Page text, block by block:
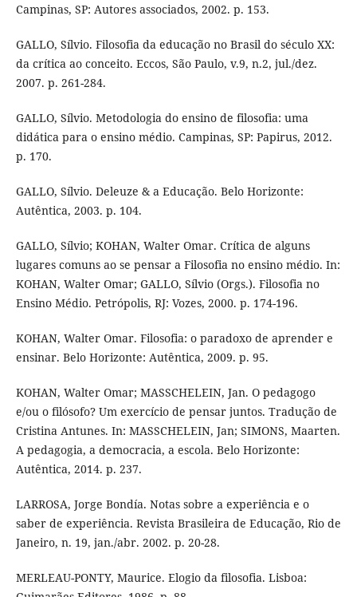
Campinas, SP: Autores associados, 2002. p. 153.
GALLO, Sílvio. Filosofia da educação no Brasil do século XX:
da crítica ao conceito. Eccos, São Paulo, v.9, n.2, jul./dez.
2007. p. 261-284.
GALLO, Sílvio. Metodologia do ensino de filosofia: uma
didática para o ensino médio. Campinas, SP: Papirus, 2012.
p. 170.
GALLO, Sílvio. Deleuze & a Educação. Belo Horizonte:
Autêntica, 2003. p. 104.
GALLO, Sílvio; KOHAN, Walter Omar. Crítica de alguns
lugares comuns ao se pensar a Filosofia no ensino médio. In:
KOHAN, Walter Omar; GALLO, Sílvio (Orgs.). Filosofia no
Ensino Médio. Petrópolis, RJ: Vozes, 2000. p. 174-196.
KOHAN, Walter Omar. Filosofia: o paradoxo de aprender e
ensinar. Belo Horizonte: Autêntica, 2009. p. 95.
KOHAN, Walter Omar; MASSCHELEIN, Jan. O pedagogo
e/ou o filósofo? Um exercício de pensar juntos. Tradução de
Cristina Antunes. In: MASSCHELEIN, Jan; SIMONS, Maarten.
A pedagogia, a democracia, a escola. Belo Horizonte:
Autêntica, 2014. p. 237.
LARROSA, Jorge Bondía. Notas sobre a experiência e o
saber de experiência. Revista Brasileira de Educação, Rio de
Janeiro, n. 19, jan./abr. 2002. p. 20-28.
MERLEAU-PONTY, Maurice. Elogio da filosofia. Lisboa: